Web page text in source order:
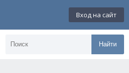
Вход на сайт
Найти